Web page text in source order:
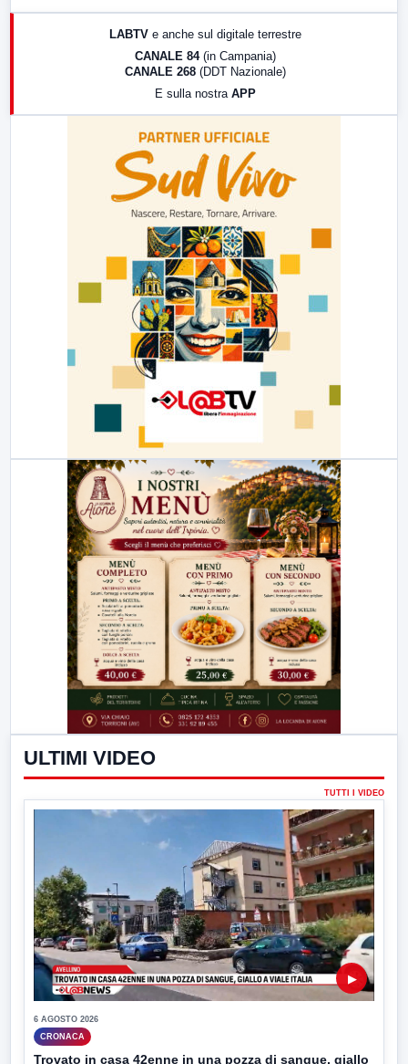
LABTV e anche sul digitale terrestre
CANALE 84 (in Campania)
CANALE 268 (DDT Nazionale)
E sulla nostra APP
ULTIMI VIDEO
TUTTI I VIDEO
▶
6 AGOSTO 2026
CRONACA
Trovato in casa 42enne in una pozza di sangue, giallo